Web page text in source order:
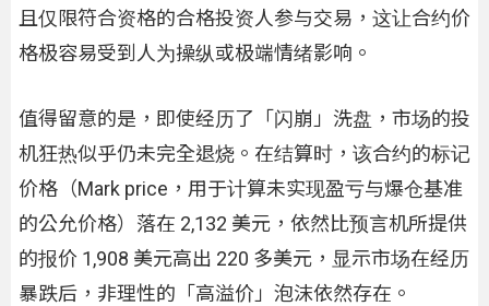
且仅限符合资格的合格投资人参与交易，这让合约价
格极容易受到人为操纵或极端情绪影响。
值得留意的是，即使经历了「闪崩」洗盘，市场的投
机狂热似乎仍未完全退烧。在结算时，该合约的标记
价格（Mark price，用于计算未实现盈亏与爆仓基准
的公允价格）落在 2,132 美元，依然比预言机所提供
的报价 1,908 美元高出 220 多美元，显示市场在经历
暴跌后，非理性的「高溢价」泡沫依然存在。